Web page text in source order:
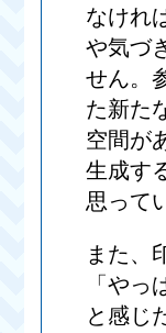
なけれ
や気づ
せん。
た新た
空間が
生成す
思って
また、
「やっ
と感じ